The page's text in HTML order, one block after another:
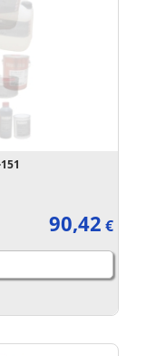
90,42 €